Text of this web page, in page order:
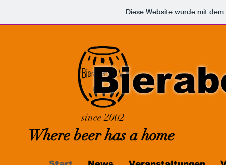
Diese Website wurde mit
since 2002
Where beer has a home